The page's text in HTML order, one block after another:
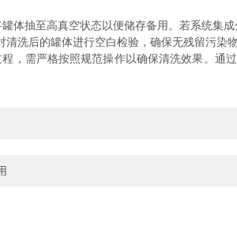
抽至高真空状态以便储存备用。若系统集成
后的罐体进行空白检验，确保无残留污染
需严格按照规范操作以确保清洗效果。通